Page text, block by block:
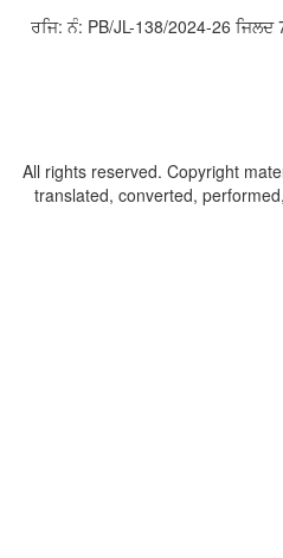
ਰਜਿ: ਨੰ: PB/JL-138/2024-26
All rights reserved. Copyright
translated, converted,